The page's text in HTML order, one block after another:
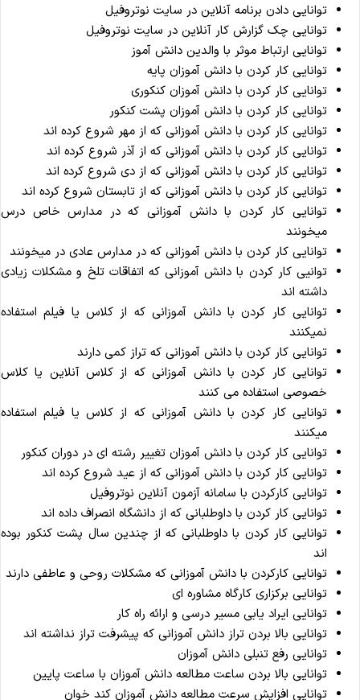
توانایی دادن برنامه آنلاین در سایت نوتروفیل
توانایی چک گزارش کار آنلاین در سایت نوتروفیل
توانایی ارتباط موثر با والدین دانش آموز
توانایی کار کردن با دانش آموزان پایه
توانایی کار کردن با دانش آموزان کنکوری
توانایی کار کردن با دانش آموزان پشت کنکور
توانایی کار کردن با دانش آموزانی که از مهر شروع کرده اند
توانایی کار کردن با دانش آموزانی که از آذر شروع کرده اند
توانایی کار کردن با دانش آموزانی که از دی شروع کرده اند
توانایی کار کردن با دانش آموزانی که از تابستان شروع کرده اند
توانایی کار کردن با دانش آموزانی که در مدارس خاص درس
میخونند
توانایی کار کردن با دانش آموزانی که در مدارس عادی در میخونند
توانیی کار کردن با دانش آموزانی که اتفاقات تلخ و مشکلات زیادی
داشته اند
توانایی کار کردن با دانش آموزانی که از کلاس یا فیلم استفاده
نمیکنند
توانایی کار کردن با دانش آموزانی که تراز کمی دارند
توانایی کار کردن با دانش آموزانی که از کلاس آنلاین یا کلاس
خصوصی استفاده می کنند
توانایی کار کردن با دانش آموزانی که از کلاس یا فیلم استفاده
میکنند
توانایی کار کردن با دانش آموزان تغییر رشته ای در دوران کنکور
توانایی کار کردن با دانش آموزانی که از عید شروع کرده اند
توانایی کارکردن با سامانه آزمون آنلاین نوتروفیل
توانایی کار کردن با داوطلبانی که از دانشگاه انصراف داده اند
توانایی کار کردن با داوطلبانی که از چندین سال پشت کنکور بوده
اند
توانایی کارکردن با دانش آموزانی که مشکلات روحی و عاطفی دارند
توانایی برکزاری کارگاه مشاوره ای
توانایی ایراد یابی مسیر درسی و ارائه راه کار
توانایی بالا بردن تراز دانش آموزانی که پیشرفت تراز نداشته اند
توانایی رفع تنبلی دانش آموزان
توانایی بالا بردن ساعت مطالعه دانش آموزان با ساعت پایین
توانایی افزایش سرعت مطالعه دانش آموزان کند خوان